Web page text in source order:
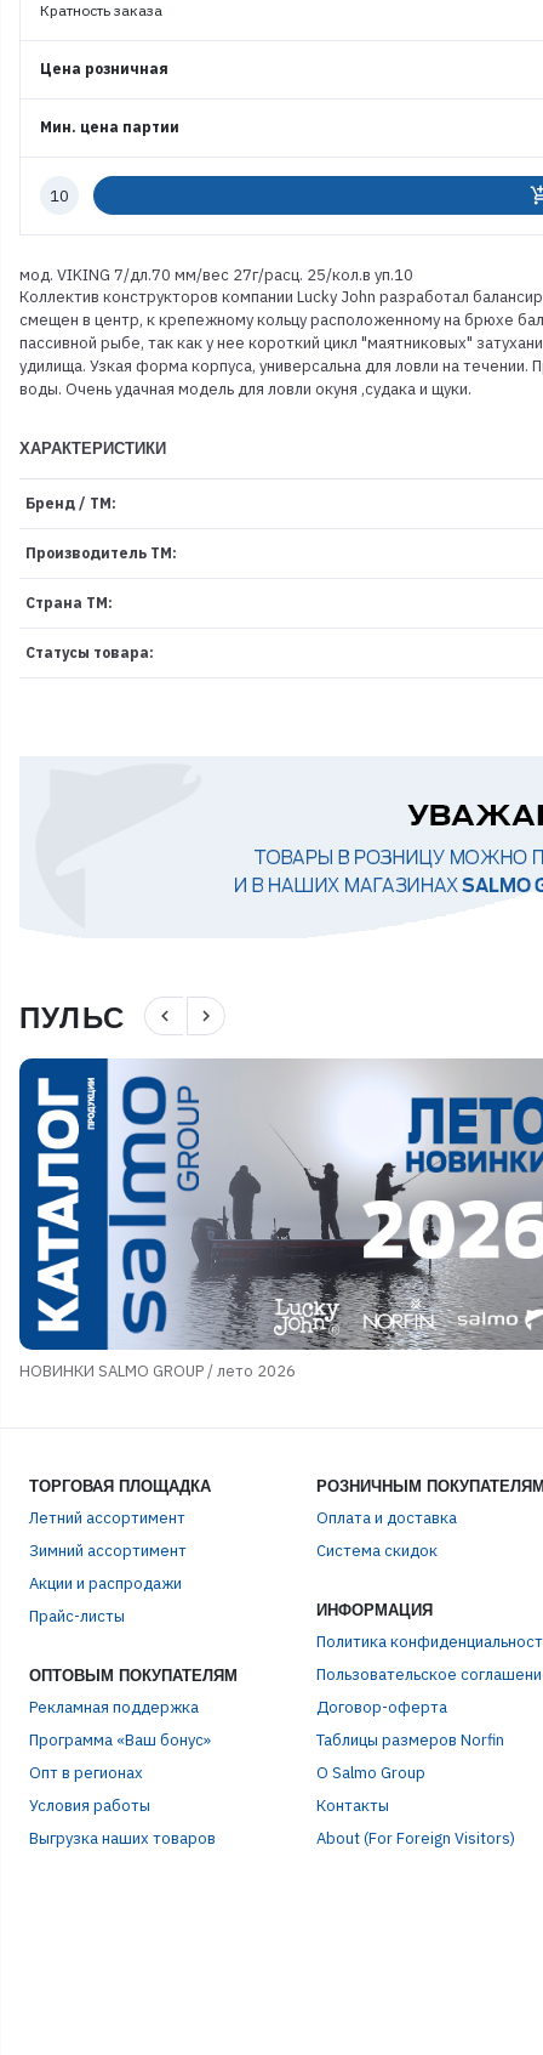
Кратность заказа
Цена розничная
Мин. цена партии
Количество
мод. VIKING 7/дл.70 мм/вес 27г/расц. 25/кол.в уп.10
Коллектив конструкторов компании Lucky John разработал
смещен в центр, к крепежному кольцу расположенному на брюхе
пассивной рыбе, так как у нее короткий цикл "маятниковых"
удилища. Узкая форма корпуса, универсальна для ловли на
воды. Очень удачная модель для ловли окуня ,судака и щуки.
ХАРАКТЕРИСТИКИ
Бренд / ТМ:
Производитель ТМ:
Страна ТМ:
Статусы товара:
ПУЛЬС navigate_before navigate_next
НОВИНКИ SALMO GROUP / лето 2026
ТОРГОВАЯ ПЛОЩАДКА
Летний ассортимент
Зимний ассортимент
Акции и распродажи
Прайс-листы
ОПТОВЫМ ПОКУПАТЕЛЯМ
Рекламная поддержка
Программа «Ваш бонус»
Опт в регионах
Условия работы
Выгрузка наших товаров
РОЗНИЧНЫМ
Оплата и доставка
Система скидок
ИНФОРМАЦИЯ
Политика
Пользовательское
Договор-оферта
Таблицы размеров Norfin
О Salmo Group
Контакты
About (For Foreign Visitors)